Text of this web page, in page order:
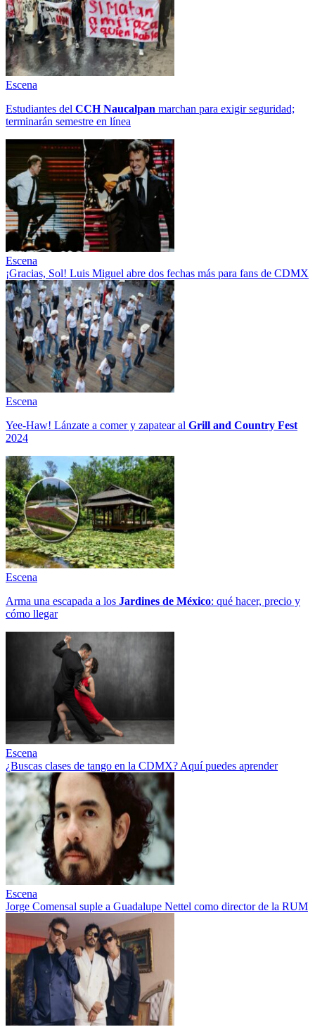
Escena
Estudiantes del CCH Naucalpan marchan para exigir seguridad;
terminarán semestre en línea
Escena
¡Gracias, Sol! Luis Miguel abre dos fechas más para fans de CDMX
Escena
Yee-Haw! Lánzate a comer y zapatear al Grill and Country Fest
2024
Escena
Arma una escapada a los Jardines de México: qué hacer, precio y
cómo llegar
Escena
¿Buscas clases de tango en la CDMX? Aquí puedes aprender
Escena
Jorge Comensal suple a Guadalupe Nettel como director de la RUM